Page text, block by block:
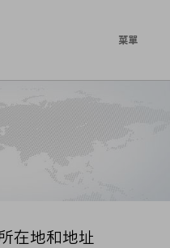
菜單
在地和地址